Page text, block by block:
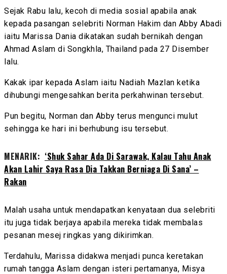
Sejak Rabu lalu, kecoh di media sosial apabila anak
kepada pasangan selebriti Norman Hakim dan Abby Abadi
iaitu Marissa Dania dikatakan sudah bernikah dengan
Ahmad Aslam di Songkhla, Thailand pada 27 Disember
lalu.
Kakak ipar kepada Aslam iaitu Nadiah Mazlan ketika
dihubungi mengesahkan berita perkahwinan tersebut.
Pun begitu, Norman dan Abby terus mengunci mulut
sehingga ke hari ini berhubung isu tersebut.
MENARIK: ‘Shuk Sahar Ada Di Sarawak, Kalau Tahu Anak
Akan Lahir Saya Rasa Dia Takkan Berniaga Di Sana’ –
Rakan
Malah usaha untuk mendapatkan kenyataan dua selebriti
itu juga tidak berjaya apabila mereka tidak membalas
pesanan mesej ringkas yang dikirimkan.
Terdahulu, Marissa didakwa menjadi punca keretakan
rumah tangga Aslam dengan isteri pertamanya, Misya